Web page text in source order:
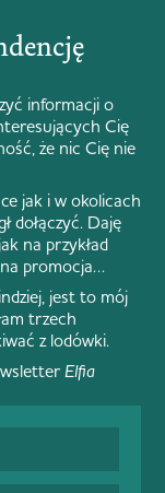
informacji o
Cię
że nic Cię nie
jak i w okolicach
dołączyć. Daję
na przykład
promocja…
jest to mój
trzech
z lodówki.
Elfia